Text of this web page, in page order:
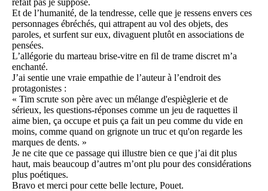
refait pas je suppose.
Et de l’humanité, de la tendresse, celle que je ressens envers ces
personnages ébréchés, qui attrapent au vol des objets, des
paroles, et surfent sur eux, divaguent plutôt en associations de
pensées.
L’allégorie du marteau brise-vitre en fil de trame discret m’a
enchanté.
J’ai sentie une vraie empathie de l’auteur à l’endroit des
protagonistes :
« Tim scrute son père avec un mélange d'espièglerie et de
sérieux, les questions-réponses comme un jeu de raquettes il
aime bien, ça occupe et puis ça fait un peu comme du vide en
moins, comme quand on grignote un truc et qu'on regarde les
marques de dents. »
Je ne cite que ce passage qui illustre bien ce que j’ai dit plus
haut, mais beaucoup d’autres m’ont plu pour des considérations
plus poétiques.
Bravo et merci pour cette belle lecture, Pouet.